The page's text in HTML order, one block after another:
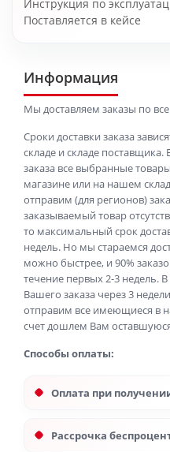
Инструкция по
Поставляется в кейсе
Информация
Мы доставляем заказы по
Сроки доставки заказа
складе и складе
заказа все выбранные
магазине или на нашем
отправим (для регионов)
заказываемый товар
то максимальный срок
недель. Но мы стараемся
можно быстрее, и 90%
течение первых 2-3 недель. В
Вашего заказа через 3
отправим все имеющиеся в
счет дошлем Вам оставшуюся
Способы оплаты:
Оплата при
Рассрочка